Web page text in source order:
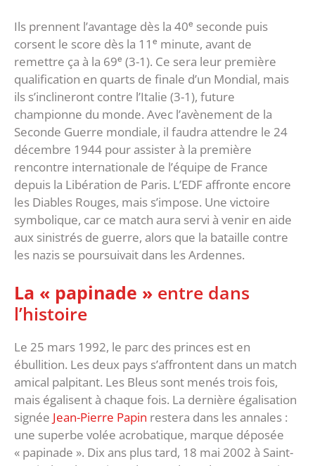
Ils prennent l’avantage dès la 40ᵉ seconde puis
corsent le score dès la 11ᵉ minute, avant de
remettre ça à la 69ᵉ (3-1). Ce sera leur première
qualification en quarts de finale d’un Mondial, mais
ils s’inclineront contre l’Italie (3-1), future
championne du monde. Avec l’avènement de la
Seconde Guerre mondiale, il faudra attendre le 24
décembre 1944 pour assister à la première
rencontre internationale de l’équipe de France
depuis la Libération de Paris. L’EDF affronte encore
les Diables Rouges, mais s’impose. Une victoire
symbolique, car ce match aura servi à venir en aide
aux sinistrés de guerre, alors que la bataille contre
les nazis se poursuivait dans les Ardennes.
La « papinade » entre dans
l’histoire
Le 25 mars 1992, le parc des princes est en
ébullition. Les deux pays s’affrontent dans un match
amical palpitant. Les Bleus sont menés trois fois,
mais égalisent à chaque fois. La dernière égalisation
signée Jean-Pierre Papin restera dans les annales :
une superbe volée acrobatique, marque déposée
« papinade ». Dix ans plus tard, 18 mai 2002 à Saint-